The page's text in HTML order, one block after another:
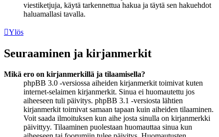
viestiketjuja, käytä tarkennettua hakua ja täytä sen hakuehdot
haluamallasi tavalla.
Ylös
Seuraaminen ja kirjanmerkit
Mikä ero on kirjanmerkillä ja tilaamisella?
phpBB 3.0 -versiossa aiheiden kirjanmerkit toimivat kuten
internet-selaimen kirjanmerkit. Sinua ei huomautettu jos
aiheeseen tuli päivitys. phpBB 3.1 -versiosta lähtien
kirjanmerkit toimivat samaan tapaan kuin aiheiden tilaaminen.
Voit saada ilmoituksen kun aihe josta sinulla on kirjanmerkki
päivittyy. Tilaaminen puolestaan huomauttaa sinua kun